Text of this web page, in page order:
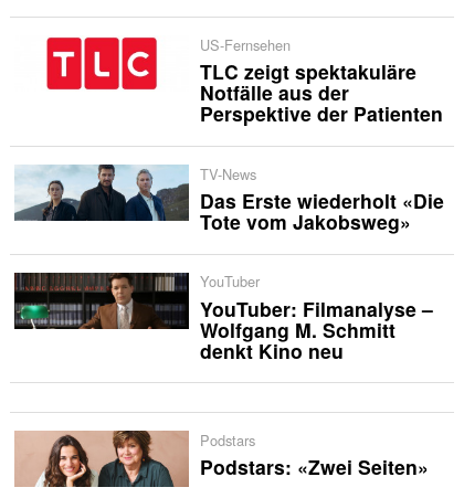
US-Fernsehen
TLC zeigt spektakuläre
Notfälle aus der
Perspektive der Patienten
TV-News
Das Erste wiederholt «Die
Tote vom Jakobsweg»
YouTuber
YouTuber: Filmanalyse –
Wolfgang M. Schmitt
denkt Kino neu
Podstars
Podstars: «Zwei Seiten»